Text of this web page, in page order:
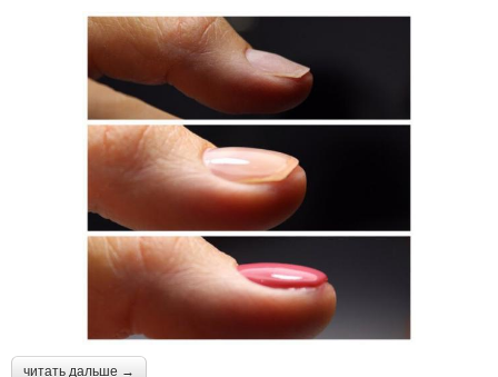
читать дальше →